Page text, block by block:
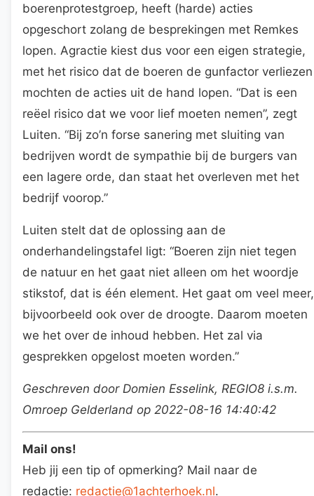
boerenprotestgroep, heeft (harde) acties
opgeschort zolang de besprekingen met Remkes
lopen. Agractie kiest dus voor een eigen strategie,
met het risico dat de boeren de gunfactor verliezen
mochten de acties uit de hand lopen. “Dat is een
reëel risico dat we voor lief moeten nemen”, zegt
Luiten. “Bij zo’n forse sanering met sluiting van
bedrijven wordt de sympathie bij de burgers van
een lagere orde, dan staat het overleven met het
bedrijf voorop.”
Luiten stelt dat de oplossing aan de
onderhandelingstafel ligt: “Boeren zijn niet tegen
de natuur en het gaat niet alleen om het woordje
stikstof, dat is één element. Het gaat om veel meer,
bijvoorbeeld ook over de droogte. Daarom moeten
we het over de inhoud hebben. Het zal via
gesprekken opgelost moeten worden.”
Geschreven door Domien Esselink, REGIO8 i.s.m.
Omroep Gelderland op 2022-08-16 14:40:42
Mail ons!
Heb jij een tip of opmerking? Mail naar de
redactie: redactie@1achterhoek.nl.